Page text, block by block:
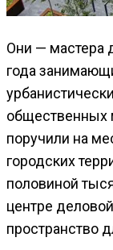
Они — мастера
года
общественных
поручили на
городских
половиной
центре
пространство